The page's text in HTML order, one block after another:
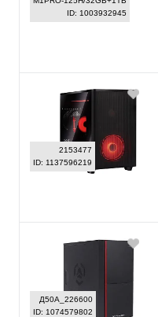
ID: 1003932945
2153477
ID: 1137596219
Д50А_226600
ID: 1074579802